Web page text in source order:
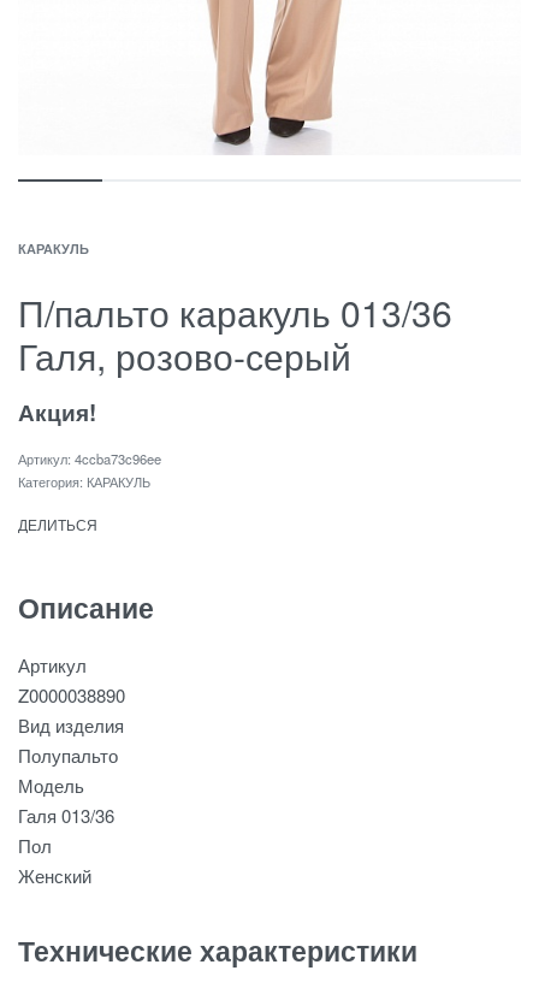
КАРАКУЛЬ
П/пальто каракуль 013/36
Галя, розово-серый
Акция!
4ccba73c96ee
Категория: КАРАКУЛЬ
ДЕЛИТЬСЯ
Описание
Артикул
Z0000038890
Вид изделия
Полупальто
Модель
Галя 013/36
Пол
Женский
Технические характеристики